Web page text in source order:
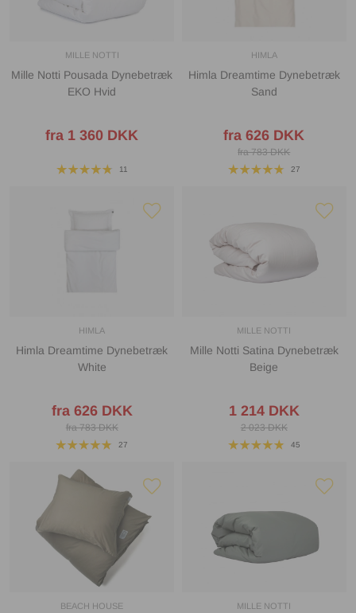
MILLE NOTTI
Mille Notti Pousada Dynebetræk
EKO Hvid
fra 1 360 DKK
11
HIMLA
Himla Dreamtime Dynebetræk
Sand
fra 626 DKK
fra 783 DKK
27
HIMLA
Himla Dreamtime Dynebetræk
White
fra 626 DKK
fra 783 DKK
27
MILLE NOTTI
Mille Notti Satina Dynebetræk
Beige
1 214 DKK
2 023 DKK
45
BEACH HOUSE MILLE NOTTI